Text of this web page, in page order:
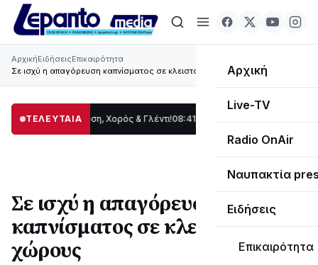
Αρχική
Live-TV
Radio OnAir
Ναυπακτία
Ειδήσεις
Επικαιρότητα
ΑρχικήΕιδήσειςΕπικαιρότητα
Σε ισχύ η απαγόρευση καπνίσματος σε κλειστούς χώρους
ΤΕΛΕΥΤΑΙΑ
Παράδοση, Χορός & Γλέντι!08:41 ΤΟ ΠΑΡΤΥ ΣΥΝΕΧΙΖΕΤΑΙ…
Σε ισχύ η απαγόρευση
καπνίσματος σε κλειστούς
χώρους